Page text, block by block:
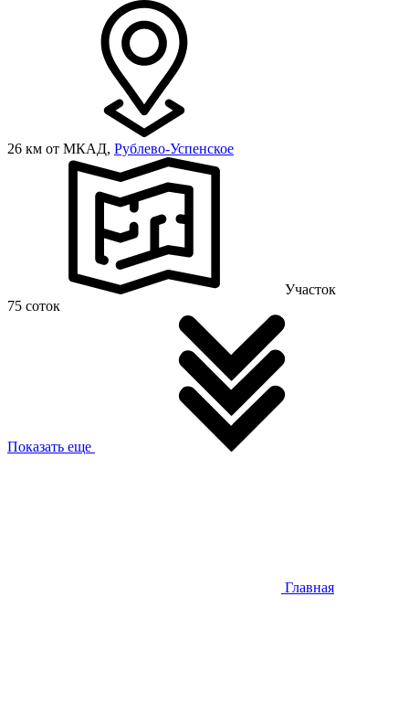
26 км от МКАД, Рублево-Успенское
Участок
75 соток
Показать еще
Главная